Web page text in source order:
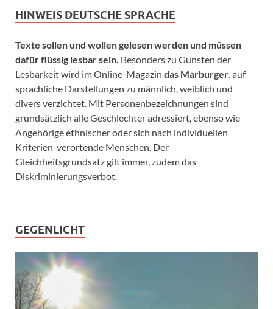
HINWEIS DEUTSCHE SPRACHE
Texte sollen und wollen gelesen werden und müssen
dafür flüssig lesbar sein. Besonders zu Gunsten der
Lesbarkeit wird im Online-Magazin das Marburger. auf
sprachliche Darstellungen zu männlich, weiblich und
divers verzichtet. Mit Personenbezeichnungen sind
grundsätzlich alle Geschlechter adressiert, ebenso wie
Angehörige ethnischer oder sich nach individuellen
Kriterien verortende Menschen. Der
Gleichheitsgrundsatz gilt immer, zudem das
Diskriminierungsverbot.
GEGENLICHT